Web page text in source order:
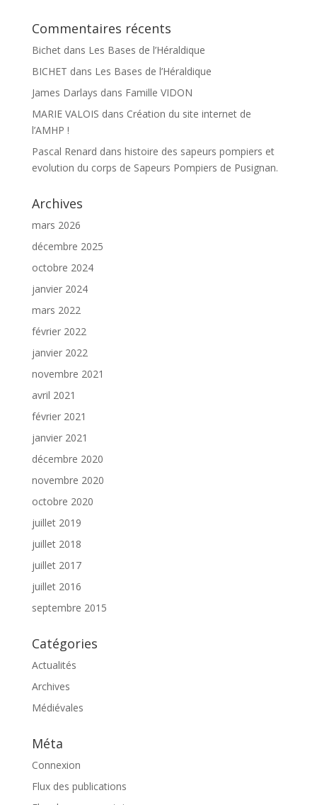
Commentaires récents
Bichetdans Les Bases de l’Héraldique
BICHET dans Les Bases de l’Héraldique
James Darlays dans Famille VIDON
MARIE VALOIS dans Création du site internet de
l’AMHP !
Pascal Renard dans histoire des sapeurs pompiers et
evolution du corps de Sapeurs Pompiers de Pusignan.
Archives
mars 2026
décembre 2025
octobre 2024
janvier 2024
mars 2022
février 2022
janvier 2022
novembre 2021
avril 2021
février 2021
janvier 2021
décembre 2020
novembre 2020
octobre 2020
juillet 2019
juillet 2018
juillet 2017
juillet 2016
septembre 2015
Catégories
Actualités
Archives
Médiévales
Méta
Connexion
Flux des publications